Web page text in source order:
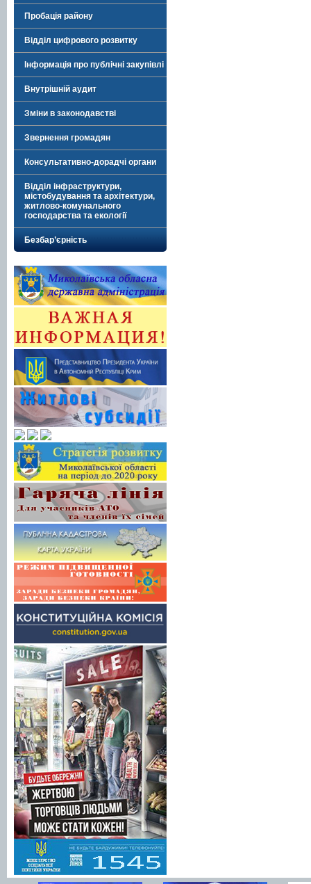
Пробація району
Відділ цифрового розвитку
Інформація про публічні закупівлі
Внутрішній аудит
Зміни в законодавстві
Звернення громадян
Консультативно-дорадчі органи
Відділ інфраструктури,
містобудування та архітектури,
житлово-комунального
господарства та екології
Безбар’єрність